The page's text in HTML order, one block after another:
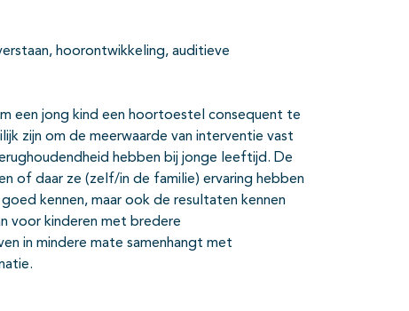
hoorontwikkeling, auditieve
een jong kind een hoortoestel consequent te
zijn om de meerwaarde van interventie vast
hebben bij jonge leeftijd. De
of daar ze (zelf/in de familie) ervaring hebben
kennen, maar ook de resultaten kennen
voor kinderen met bredere
in mindere mate samenhangt met